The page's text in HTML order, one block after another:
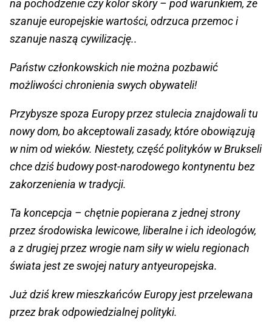
na pochodzenie czy kolor skóry – pod warunkiem, że
szanuje europejskie wartości, odrzuca przemoc i
szanuje naszą cywilizację..
Państw członkowskich nie można pozbawić
możliwości chronienia swych obywateli!
Przybysze spoza Europy przez stulecia znajdowali tu
nowy dom, bo akceptowali zasady, które obowiązują
w nim od wieków. Niestety, część polityków w Brukseli
chce dziś budowy post-narodowego kontynentu bez
zakorzenienia w tradycji.
Ta koncepcja – chętnie popierana z jednej strony
przez środowiska lewicowe, liberalne i ich ideologów,
a z drugiej przez wrogie nam siły w wielu regionach
świata jest ze swojej natury antyeuropejska.
Już dziś krew mieszkańców Europy jest przelewana
przez brak odpowiedzialnej polityki.